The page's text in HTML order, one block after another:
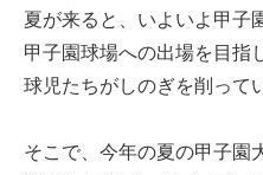
夏が来ると、いよいよ甲子
甲子園球場への出場を目指
球児たちがしのぎを削って
そこで、今年の夏の甲子園